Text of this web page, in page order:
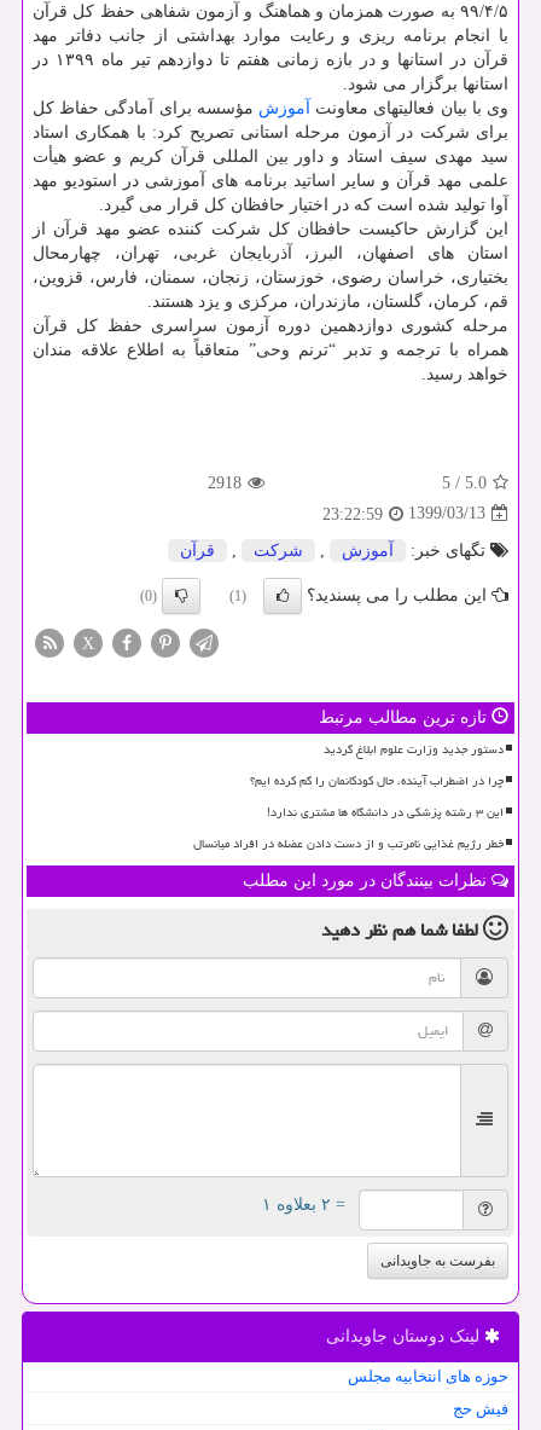
۹۹/۴/۵ به صورت همزمان و هماهنگ و آزمون شفاهی حفظ کل قرآن
با انجام برنامه ریزی و رعایت موارد بهداشتی از جانب دفاتر مهد
قرآن در استانها و در بازه زمانی هفتم تا دوازدهم تیر ماه ۱۳۹۹ در
استانها برگزار می شود.
وی با بیان فعالیتهای معاونت
آموزش مؤسسه برای آمادگی حفاظ کل
برای شرکت در آزمون مرحله استانی تصریح کرد: با همکاری استاد
سید مهدی سیف استاد و داور بین المللی قرآن کریم و عضو هیأت
علمی مهد قرآن و سایر اساتید برنامه های آموزشی در استودیو مهد
آوا تولید شده است که در اختیار حافظان کل قرار می گیرد.
این گزارش حاکیست حافظان کل شرکت کننده عضو مهد قرآن از
استان های اصفهان، البرز، آذربایجان غربی، تهران، چهارمحال
بختیاری، خراسان رضوی، خوزستان، زنجان، سمنان، فارس، قزوین،
قم، کرمان، گلستان، مازندران، مرکزی و یزد هستند.
مرحله کشوری دوازدهمین دوره آزمون سراسری حفظ کل قرآن
همراه با ترجمه و تدبر “ترنم وحی” متعاقباً به اطلاع علاقه مندان
خواهد رسید.
5.0
/
5
2918
1399/03/13
23:22:59
تگهای خبر:
آموزش شركت قرآن
این مطلب را می پسندید؟ (1)
(0)
X
تازه ترین مطالب مرتبط
دستور جدید وزارت علوم ابلاغ گردید
چرا در اضطراب آینده، حال کودکانمان را گم کرده ایم؟
این ۳ رشته پزشکی در دانشگاه ها مشتری ندارد!
خطر رژیم غذایی نامرتب و از دست دادن عضله در افراد میانسال
نظرات بینندگان در مورد این مطلب
لطفا شما همنظر دهید
= ۲ بعلاوه ۱
بفرست به جاویدانی
لینک دوستان جاویدانی
حوزه های انتخابیه مجلس
فیش حج